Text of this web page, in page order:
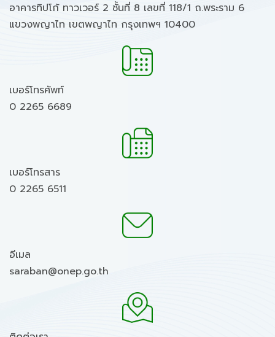
อาคารทิปโก้ ทาวเวอร์ 2 ชั้นที่ 8 เลขที่ 118/1 ถ.พระราม 6
แขวงพญาไท เขตพญาไท กรุงเทพฯ 10400
เบอร์โทรศัพท์
0 2265 6689
เบอร์โทรสาร
0 2265 6511
อีเมล
saraban@onep.go.th